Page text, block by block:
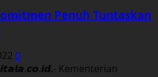
Penuh Tuntaskan
0
Kementerian